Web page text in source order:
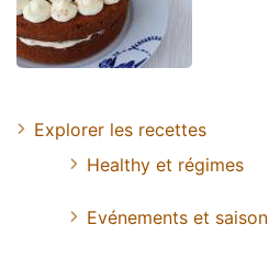
Explorer les recettes
Healthy et régimes
Evénements et saison